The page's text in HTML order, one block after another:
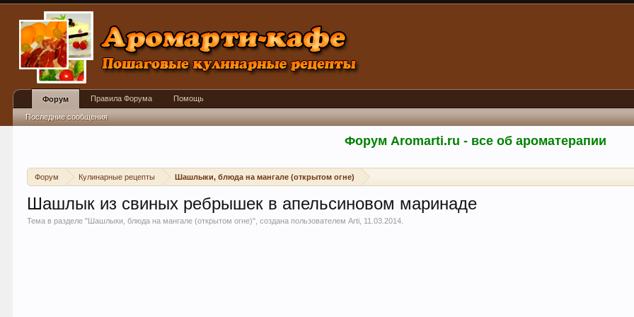
Форум Aromarti.ru - все об ароматерапии
Форум Кулинарные рецепты Шашлыки, блюда на мангале (открытом огне)
Шашлык из свиных ребрышек в апельсиновом маринаде
Тема в разделе "Шашлыки, блюда на мангале (открытом огне)", создана пользователемArti 11.03.2014
Форум
Последние сообщения
Правила Форума Помощь